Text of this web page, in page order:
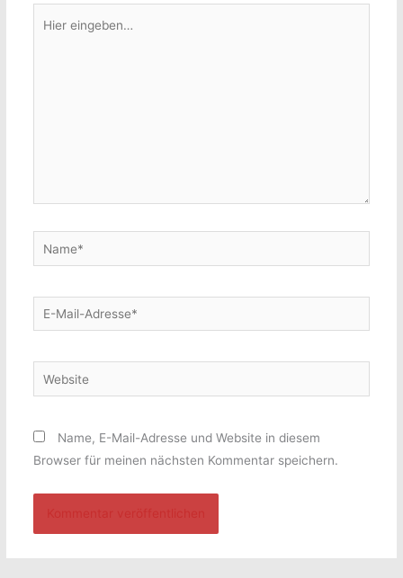
eingeben…
Name*
E-
Mail-
Website
Name, E-Mail-Adresse und Website in diesem
Browser für meinen nächsten Kommentar speichern.